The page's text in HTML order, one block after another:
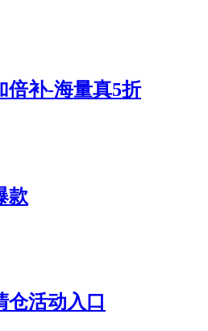
倍补-海量真5折
款
仓活动入口